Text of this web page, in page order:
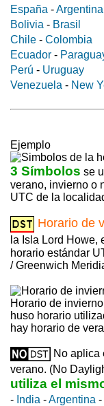
España -Argentina
Bolivia - Brasil
Chile - Colombia
Ecuador -
Perú - Uruguay
Venezuela - New
Ejemplo
3 Símbolos se
verano, invierno o
UTC de la
Horario de
la Isla Lord Howe,
horario estándar
/ Greenwich
Horario de
huso horario
hay horario de
No aplica
verano. (No
utiliza el
- India -Argentina -